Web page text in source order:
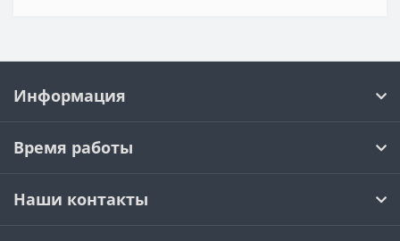
Информация
Время работы
Наши контакты